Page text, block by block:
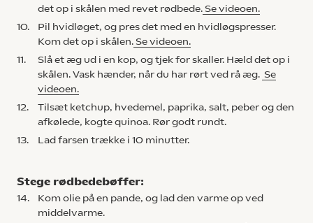
det op i skålen med revet rødbede. Se videoen.
10.
Pil hvidløget, og pres det med en hvidløgspresser.
Kom det op i skålen. Se videoen.
11.
Slå et æg ud i en kop, og tjek for skaller. Hæld det op i
skålen. Vask hænder, når du har rørt ved rå æg. Se
videoen.
12.
Tilsæt ketchup, hvedemel, paprika, salt, peber og den
afkølede, kogte quinoa. Rør godt rundt.
13.
Lad farsen trække i 10 minutter.
Stege rødbedebøffer:
14.
Kom olie på en pande, og lad den varme op ved
middelvarme.